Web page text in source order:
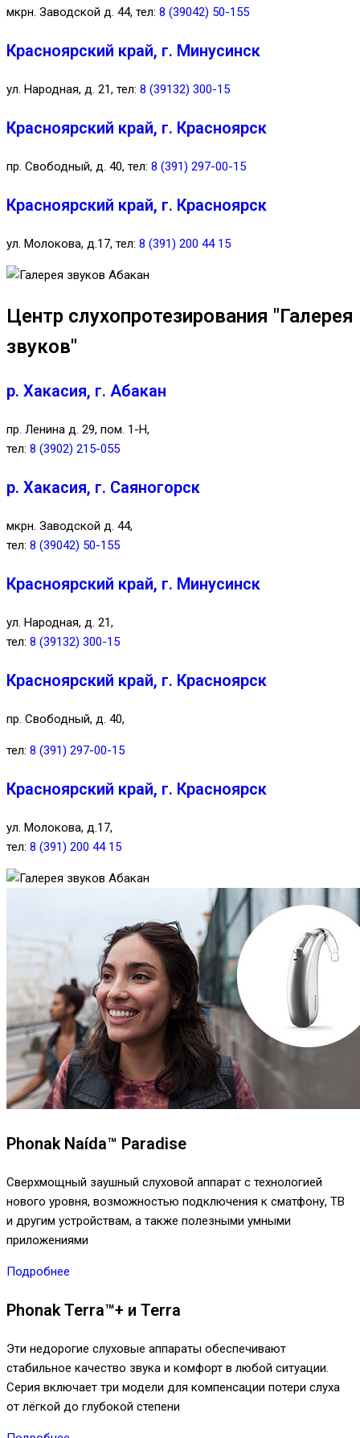
мкрн. Заводской д. 44, тел: 8 (39042) 50-155
Красноярский край, г. Минусинск
ул. Народная, д. 21, тел: 8 (39132) 300-15
Красноярский край, г. Красноярск
пр. Свободный, д. 40, тел: 8 (391) 297-00-15
Красноярский край, г. Красноярск
ул. Молокова, д.17, тел: 8 (391) 200 44 15
Центр слухопротезирования "Галерея
звуков"
р. Хакасия, г. Абакан
пр. Ленина д. 29, пом. 1-Н,
тел: 8 (3902) 215-055
р. Хакасия, г. Саяногорск
мкрн. Заводской д. 44,
тел: 8 (39042) 50-155
Красноярский край, г. Минусинск
ул. Народная, д. 21,
тел: 8 (39132) 300-15
Красноярский край, г. Красноярск
пр. Свободный, д. 40,
тел: 8 (391) 297-00-15
Красноярский край, г. Красноярск
ул. Молокова, д.17,
тел: 8 (391) 200 44 15
Phonak Naída™ Paradise
Сверхмощный заушный слуховой аппарат с технологией
нового уровня, возможностью подключения к сматфону, ТВ
и другим устройствам, а также полезными умными
приложениями
Подробнее
Phonak Terra™+ и Terra
Эти недорогие слуховые аппараты обеспечивают
стабильное качество звука и комфорт в любой ситуации.
Серия включает три модели для компенсации потери слуха
от лёгкой до глубокой степени